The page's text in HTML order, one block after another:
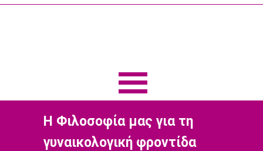
Η Φιλοσοφία μας για τη
γυναικολογική φροντίδα